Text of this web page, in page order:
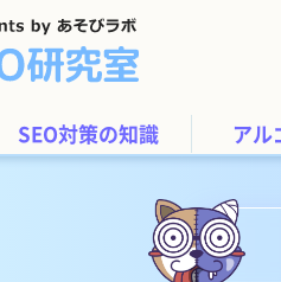
SEO対策の知識 アル